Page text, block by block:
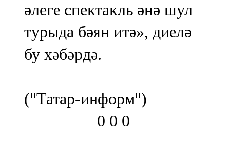
әлеге спектакль әнә шул
турыда бәян итә», диелә
бу хәбәрдә.
("Татар-информ")
0 0 0